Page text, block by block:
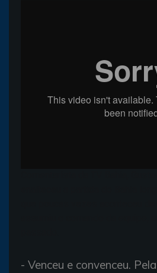
- Venceu e convenceu.